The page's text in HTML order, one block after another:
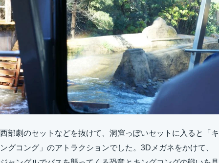
西部劇のセットなどを抜けて、洞窟っぽいセットに入ると「キ
ングコング」のアトラクションでした。3Dメガネをかけて、